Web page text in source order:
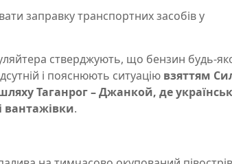
заправку транспортних засобів у
стверджують, що бензин будь-
і пояснюють ситуацію взяттям
Таганрог – Джанкой, де
вантажівки.